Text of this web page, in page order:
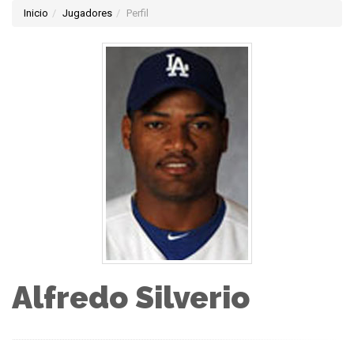
Inicio Jugadores Perfil
Alfredo Silverio